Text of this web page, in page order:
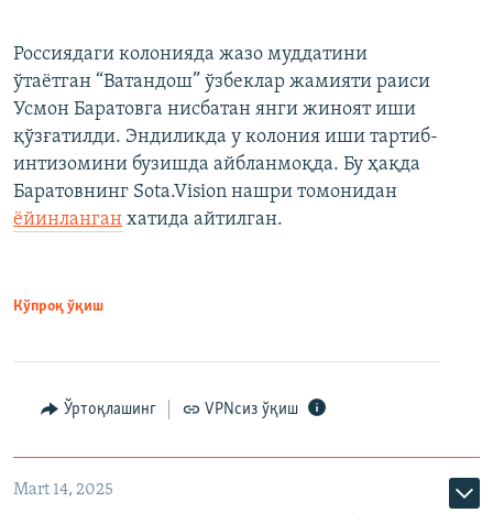
Россиядаги колонияда жазо муддатини
ўтаётган “Ватандош” ўзбеклар жамияти раиси
Усмон Баратовга нисбатан янги жиноят иши
қўзғатилди. Эндиликда у колония иши тартиб-
интизомини бузишда айбланмоқда. Бу ҳақда
Баратовнинг Sota.Vision нашри томонидан
ёйинланган хатида айтилган.
Кўпроқ ўқиш
Ўртоқлашинг VPNсиз ўқиш
Mart 14, 2025